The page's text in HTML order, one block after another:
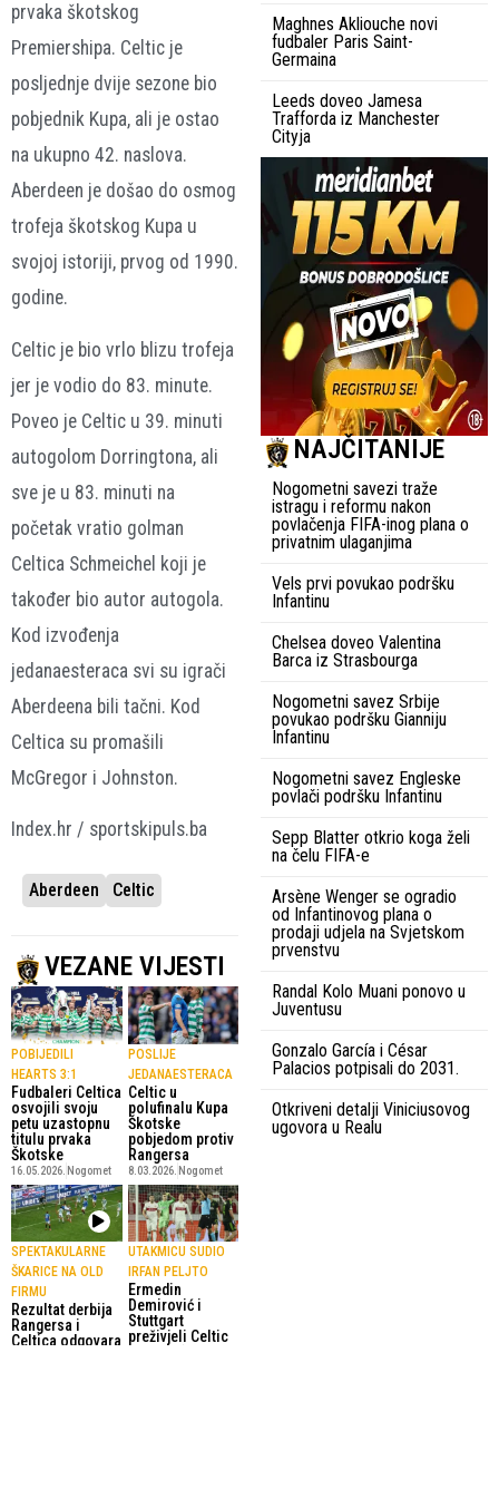
prvaka škotskog
Premiershipa. Celtic je
posljednje dvije sezone bio
pobjednik Kupa, ali je ostao
na ukupno 42. naslova.
Aberdeen je došao do osmog
trofeja škotskog Kupa u
svojoj istoriji, prvog od 1990.
godine.
Celtic je bio vrlo blizu trofeja
jer je vodio do 83. minute.
Poveo je Celtic u 39. minuti
autogolom Dorringtona, ali
sve je u 83. minuti na
početak vratio golman
Celtica Schmeichel koji je
također bio autor autogola.
Kod izvođenja
jedanaesteraca svi su igrači
Aberdeena bili tačni. Kod
Celtica su promašili
McGregor i Johnston.
Index.hr / sportskipuls.ba
Aberdeen Celtic
VEZANE VIJESTI
POBIJEDILI
HEARTS 3:1
Fudbaleri Celtica
osvojili svoju
petu uzastopnu
titulu prvaka
Škotske
16.05.2026. Nogomet
POSLIJE
JEDANAESTERACA
Celtic u
polufinalu Kupa
Škotske
pobjedom protiv
Rangersa
8.03.2026. Nogomet
SPEKTAKULARNE
ŠKARICE NA OLD
FIRMU
Rezultat derbija
Rangersa i
Celtica odgovara
UTAKMICU SUDIO
IRFAN PELJTO
Ermedin
Demirović i
Stuttgart
preživjeli Celtic
Maghnes Akliouche novi
fudbaler Paris Saint-
Germaina
Leeds doveo Jamesa
Trafforda iz Manchester
Cityja
NAJČITANIJE
Nogometni savezi traže
istragu i reformu nakon
povlačenja FIFA-inog plana o
privatnim ulaganjima
Vels prvi povukao podršku
Infantinu
Chelsea doveo Valentina
Barca iz Strasbourga
Nogometni savez Srbije
povukao podršku Gianniju
Infantinu
Nogometni savez Engleske
povlači podršku Infantinu
Sepp Blatter otkrio koga želi
na čelu FIFA-e
Arsène Wenger se ogradio
od Infantinovog plana o
prodaji udjela na Svjetskom
prvenstvu
Randal Kolo Muani ponovo u
Juventusu
Gonzalo García i César
Palacios potpisali do 2031.
Otkriveni detalji Viniciusovog
ugovora u Realu